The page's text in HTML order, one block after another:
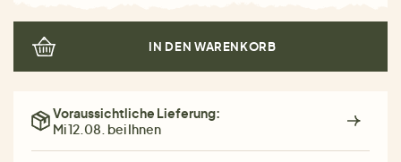
IN DEN WARENKORB
Voraussichtliche Lieferung:
Mi 12.08. bei Ihnen